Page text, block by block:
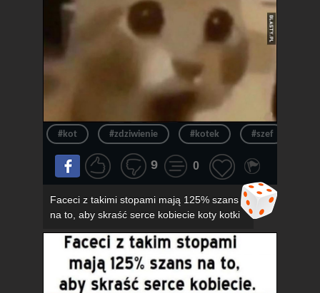
#kot #zdziwienie #kotek #szef
9 0
Faceci z takimi stopami mają 125% szans
na to, aby skraść serce kobiecie koty kotki